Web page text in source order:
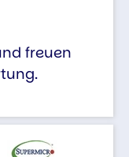
freuen